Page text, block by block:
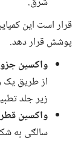
قرار است این
پوشش قرار دهد.
واکسین
زیر جلد
واکسین
سالګی به